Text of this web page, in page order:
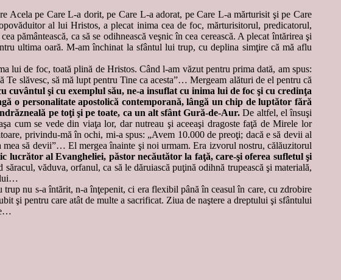
Acela pe Care L-a dorit, pe Care L-a adorat, pe Care L-a mărturisit şi pe Care
al lui Hristos, a plecat inima cea de foc, mărturisitorul, predicatorul,
ca să se odihnească veşnic în cea cerească. A plecat întărirea şi
ultima oară. M-am închinat la sfântul lui trup, cu deplina simţire că mă aflu
lui de foc, toată plină de Hristos. Când l-am văzut pentru prima dată, am spus:
Te slăvesc, să mă lupt pentru Tine ca acesta”… Mergeam alături de el pentru că
cuvântul şi cu exemplul său, ne-a insuflat cu inima lui de foc şi cu credinţa
o personalitate apostolică contemporană, lângă un chip de luptător fără
pe toţi şi pe toate, ca un alt sfânt Gură-de-Aur. De altfel, el însuşi
cum se vede din viaţa lor, dar nutreau şi aceeaşi dragoste faţă de Mirele lor
privindu-mă în ochi, mi-a spus: „Avem 10.000 de preoţi; dacă e să devii al
să devii”… El mergea înainte şi noi urmam. Era izvorul nostru, călăuzitorul
lucrător al Evangheliei, păstor necăutător la faţă, care-şi oferea sufletul şi
văduva, orfanul, ca să le dăruiască puţină odihnă trupească şi materială,
lui…
nu s-a întărit, n-a înţepenit, ci era flexibil până în ceasul în care, cu zdrobire
şi pentru care atât de multe a sacrificat. Ziua de naştere a dreptului şi sfântului